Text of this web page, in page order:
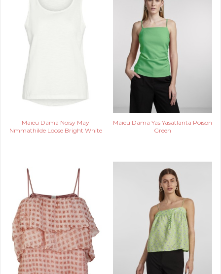
Maieu Dama Noisy May
Nmmathilde Loose Bright White
Maieu Dama Yas Yasatlanta Poison
Green